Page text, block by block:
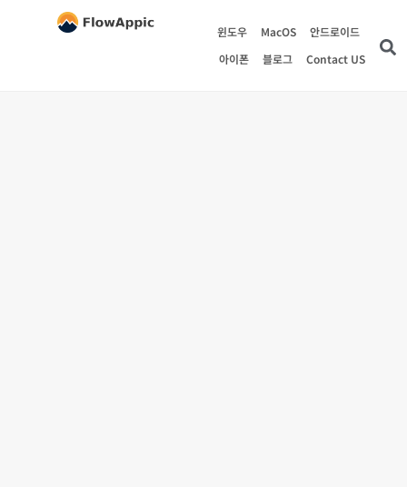
윈도우 MacOS
안드로이드
아이폰
블로그 Contact US